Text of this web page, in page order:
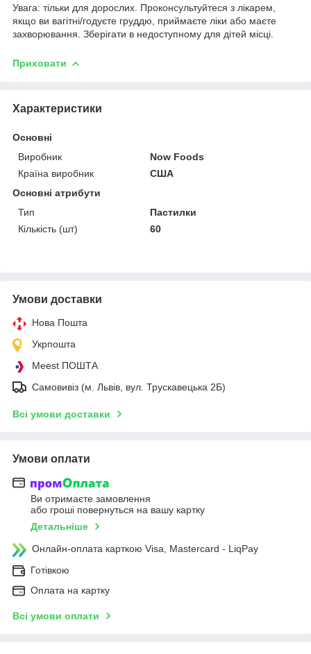
Увага: тільки для дорослих. Проконсультуйтеся з лікарем,
якщо ви вагітні/годуєте груддю, приймаєте ліки або маєте
захворювання. Зберігати в недоступному для дітей місці.
Приховати
Характеристики
Основні
Виробник
Now Foods
Країна виробник
США
Основні атрибути
Тип
Пастилки
Кількість (шт)
60
Умови доставки
Нова Пошта
Укрпошта
Meest ПОШТА
Самовивіз (м. Львів, вул. Трускавецька 2Б)
Всі умови доставки
Умови оплати
Ви отримаєте замовлення
або гроші повернуться на вашу картку
Детальніше
Онлайн-оплата карткою Visa, Mastercard - LiqPay
Готівкою
Оплата на картку
Всі умови оплати